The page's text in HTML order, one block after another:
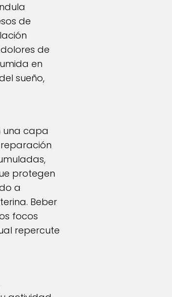
de
de
en
sueño,
una capa
protegen
a
Beber
focos
repercute